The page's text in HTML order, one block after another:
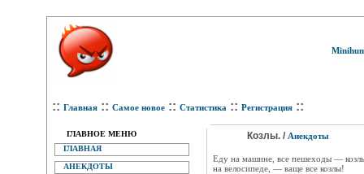
:: Главная :: Самое новое :: Статистика :: Регистрация ::
ГЛАВНОЕ МЕНЮ
ГЛАВНАЯ
АНЕКДОТЫ
Козлы. / Анекдоты
Еду на машине, все пешеходы —
на велосипеде, — ваще все козлы!